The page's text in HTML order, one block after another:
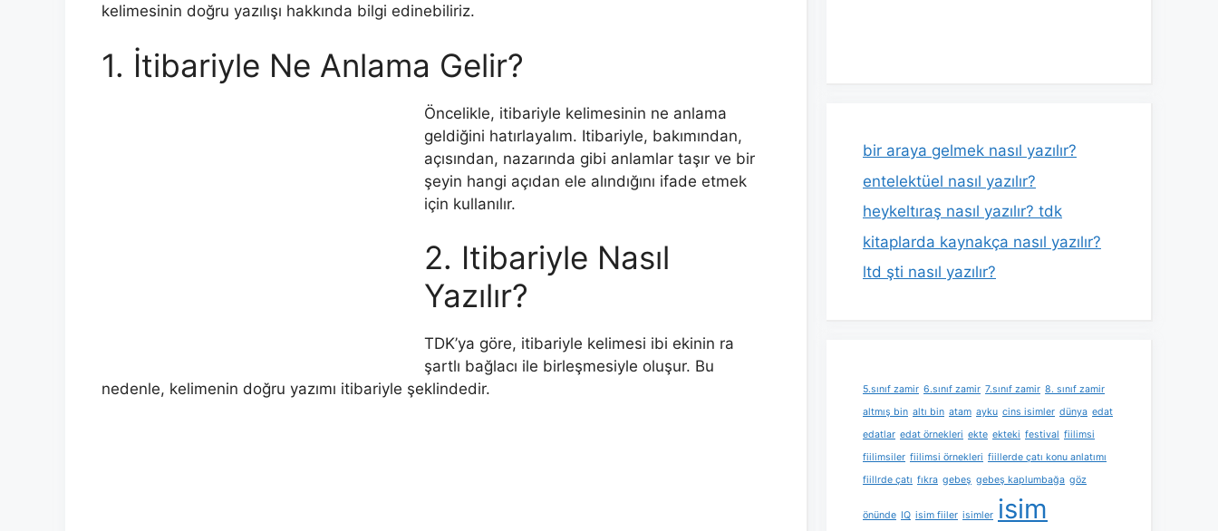
kelimesinin doğru yazılışı hakkında bilgi edinebiliriz.
1. İtibariyle Ne Anlama Gelir?
Öncelikle, itibariyle kelimesinin ne anlama
geldiğini hatırlayalım. Itibariyle, bakımından,
açısından, nazarında gibi anlamlar taşır ve bir
şeyin hangi açıdan ele alındığını ifade etmek
için kullanılır.
2. Itibariyle Nasıl
Yazılır?
TDK’ya göre, itibariyle kelimesi ibi ekinin ra
şartlı bağlacı ile birleşmesiyle oluşur. Bu
nedenle, kelimenin doğru yazımı itibariyle şeklindedir.
bir araya gelmek nasıl yazılır?
entelektüel nasıl yazılır?
heykeltıraş nasıl yazılır? tdk
kitaplarda kaynakça nasıl yazılır?
ltd şti nasıl yazılır?
5.sınıf zamir 6.sınıf zamir 7.sınıf zamir 8. sınıf zamir
altmış bin altı bin atam ayku cins isimler dünya edat
edatlar edat örnekleri ekte ekteki festival fiilimsi
fiilimsiler fiilimsi örnekleri fiillerde çatı konu anlatımı
fiillrde çatı fıkra gebeş gebeş kaplumbağa göz
önünde IQ isim fiiler isimler isim